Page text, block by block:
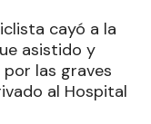
cayó a la
asistido y
las graves
al Hospital